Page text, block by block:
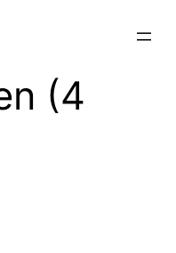
(4